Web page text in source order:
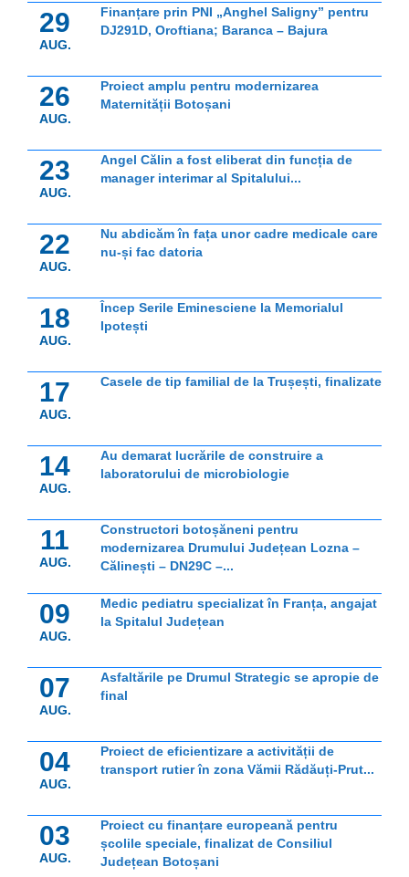
29
AUG.
Finanțare prin PNI „Anghel Saligny” pentru
DJ291D, Oroftiana; Baranca – Bajura
26
AUG.
Proiect amplu pentru modernizarea
Maternității Botoșani
23
AUG.
Angel Călin a fost eliberat din funcția de
manager interimar al Spitalului...
22
AUG.
Nu abdicăm în fața unor cadre medicale care
nu-și fac datoria
18
AUG.
Încep Serile Eminesciene la Memorialul
Ipotești
17
AUG.
Casele de tip familial de la Trușești, finalizate
14
AUG.
Au demarat lucrările de construire a
laboratorului de microbiologie
11
AUG.
Constructori botoșăneni pentru
modernizarea Drumului Județean Lozna –
Călinești – DN29C –...
09
AUG.
Medic pediatru specializat în Franța, angajat
la Spitalul Județean
07
AUG.
Asfaltările pe Drumul Strategic se apropie de
final
04
AUG.
Proiect de eficientizare a activității de
transport rutier în zona Vămii Rădăuți-Prut...
03
AUG.
Proiect cu finanțare europeană pentru
școlile speciale, finalizat de Consiliul
Județean Botoșani